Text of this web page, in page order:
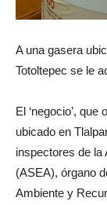
A una gasera
Totoltepec se le
El ‘negocio’,
ubicado en
inspectores de la
(ASEA), órgano
Ambiente y